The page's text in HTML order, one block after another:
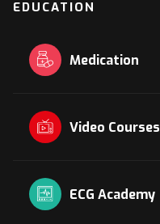
EDUCATION
Medication
Video Courses
ECG Academy